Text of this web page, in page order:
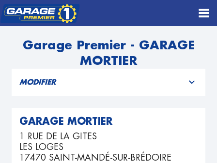
Garage Premier - GARAGE
MORTIER
MODIFIER
GARAGE MORTIER
1 RUE DE LA GITES
LES LOGES
17470 SAINT-MANDÉ-SUR-BRÉDOIRE